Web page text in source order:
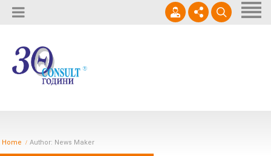
Кариери
Home Author: News Maker